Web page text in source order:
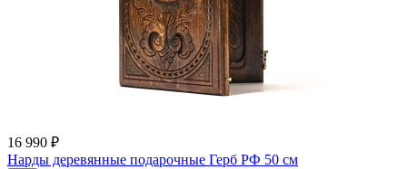
16 990 ₽
Нарды деревянные подарочные Герб РФ 50 см